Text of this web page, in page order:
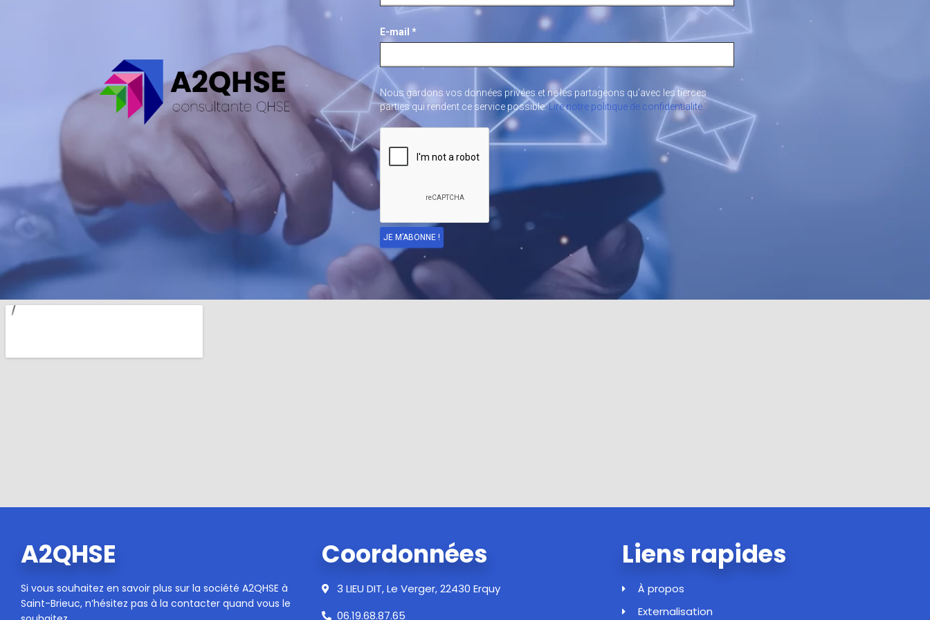
E-mail *
Nous gardons vos données privées et ne les partageons qu’avec les tierces
parties qui rendent ce service possible.Lire notre politique de confidentialité.
A2QHSE
Si vous souhaitez en savoir plus sur la société A2QHSE à
Saint-Brieuc, n’hésitez pas à la contacter quand vous le
Coordonnées
3 LIEU DIT, Le Verger, 22430 Erquy
06.19.68.87.65
Liens rapides
À propos
Externalisation